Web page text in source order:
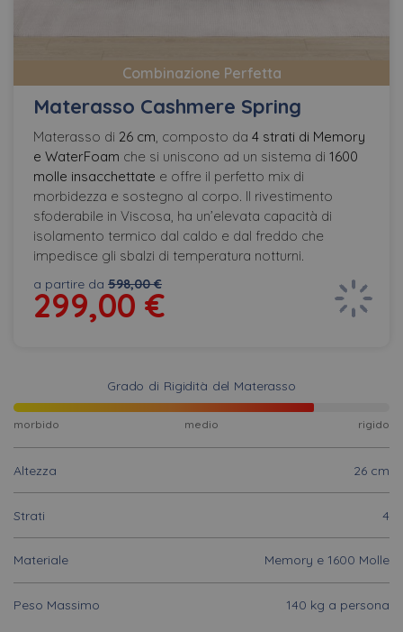
Combinazione Perfetta
Materasso Cashmere Spring
Materasso di 26 cm, composto da 4 strati di Memory
e WaterFoam che si uniscono ad un sistema di 1600
molle insacchettate e offre il perfetto mix di
morbidezza e sostegno al corpo. Il rivestimento
sfoderabile in Viscosa, ha un’elevata capacità di
isolamento termico dal caldo e dal freddo che
impedisce gli sbalzi di temperatura notturni.
a partire da 598,00 €
299,00 €
Grado di Rigidità del Materasso
morbido medio rigido
Altezza 26 cm
Strati 4
Materiale Memory e 1600 Molle
Peso Massimo 140 kg a persona